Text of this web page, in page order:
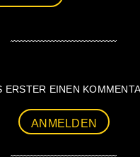
ERSTER EINEN
ANMELDEN